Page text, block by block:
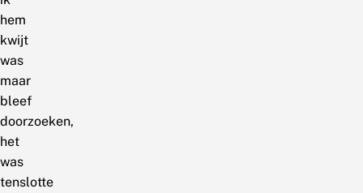
hem
kwijt
was
maar
bleef
doorzoeken,
het
was
tenslotte